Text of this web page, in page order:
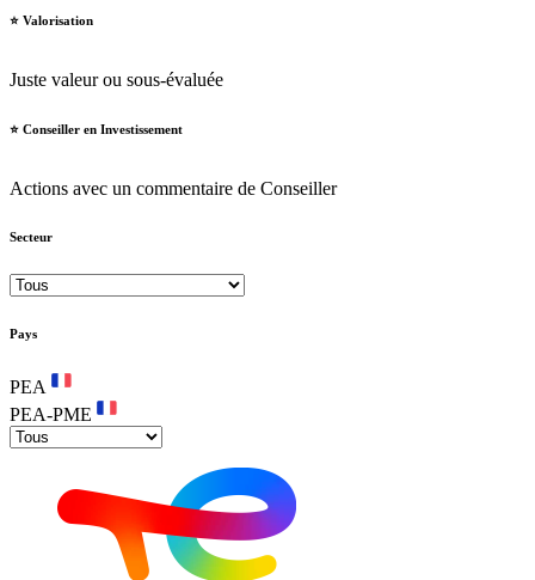
⭐️ Valorisation
Juste valeur ou sous-évaluée
⭐️ Conseiller en Investissement
Actions avec un commentaire de Conseiller
Secteur
Pays
PEA
PEA-PME